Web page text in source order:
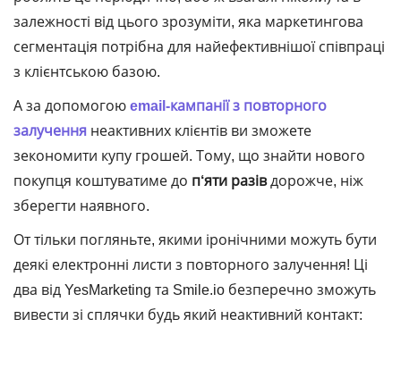
залежності від цього зрозуміти, яка маркетингова
сегментація потрібна для найефективнішої співпраці
з клієнтською базою.
А за допомогоюemail-кампанії з повторного
залучення неактивних клієнтів ви зможете
зекономити купу грошей. Тому, що знайти нового
покупця коштуватиме до п‘яти разівдорожче, ніж
зберегти наявного.
От тільки погляньте, якими іронічними можуть бути
деякі електронні листи з повторного залучення! Ці
два від YesMarketing та Smile.io безперечно зможуть
вивести зі сплячки будь який неактивний контакт: